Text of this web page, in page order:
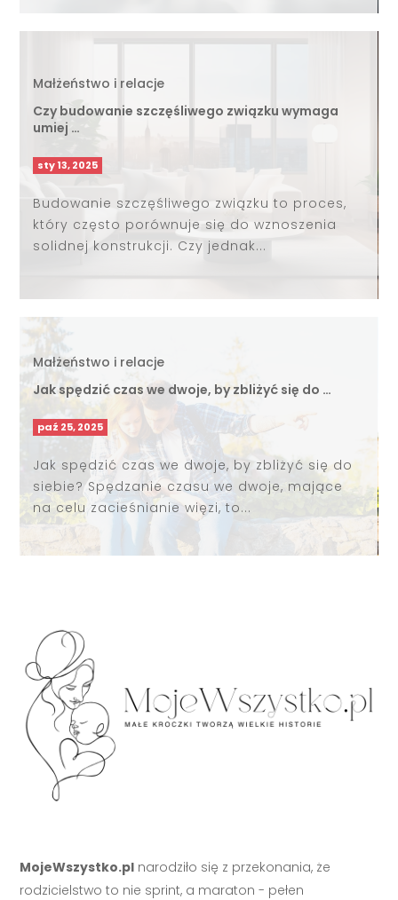
Małżeństwo i relacje
Czy budowanie szczęśliwego związku wymaga
umiej …
sty 13, 2025
Budowanie szczęśliwego związku to proces,
który często porównuje się do wznoszenia
solidnej konstrukcji. Czy jednak...
Małżeństwo i relacje
Jak spędzić czas we dwoje, by zbliżyć się do …
paź 25, 2025
Jak spędzić czas we dwoje, by zbliżyć się do
siebie? Spędzanie czasu we dwoje, mające
na celu zacieśnianie więzi, to...
MojeWszystko.pl narodziło się z przekonania, że
rodzicielstwo to nie sprint, a maraton - pełen